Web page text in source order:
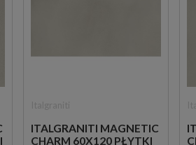
ITALGRANITI MAGNETIC
CHARM 60X120 PŁYTKI